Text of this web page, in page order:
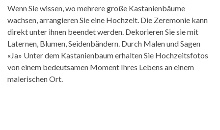
Wenn Sie wissen, wo mehrere große Kastanienbäume
wachsen, arrangieren Sie eine Hochzeit. Die Zeremonie kann
direkt unter ihnen beendet werden. Dekorieren Sie sie mit
Laternen, Blumen, Seidenbändern. Durch Malen und Sagen
«Ja» Unter dem Kastanienbaum erhalten Sie Hochzeitsfotos
von einem bedeutsamen Moment Ihres Lebens an einem
malerischen Ort.